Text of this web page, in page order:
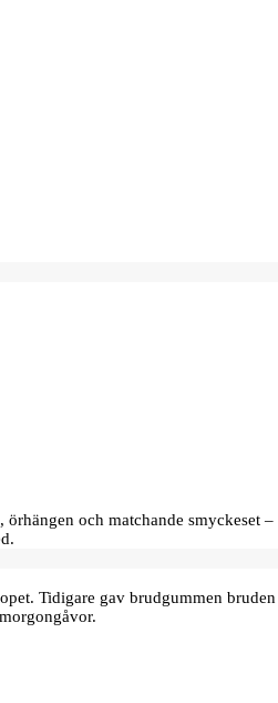
och matchande smyckeset –
Tidigare gav brudgummen